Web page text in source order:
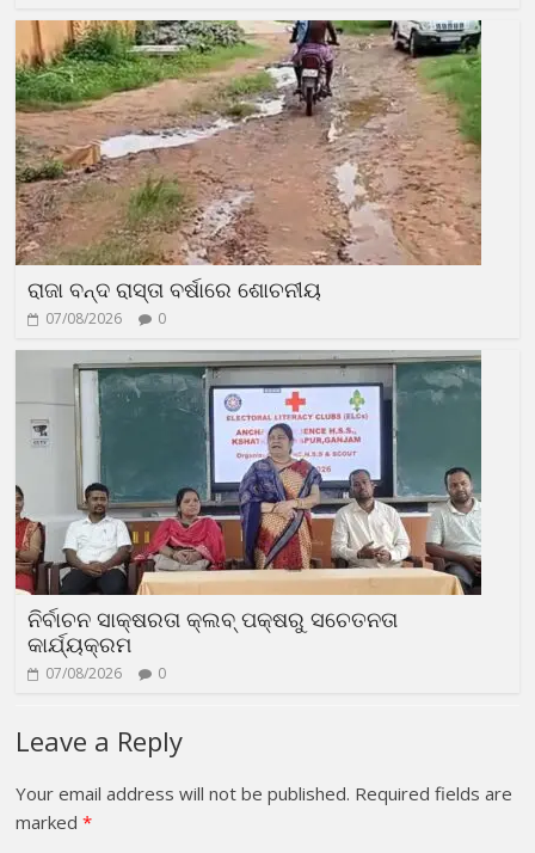
ରାଜା ବନ୍ଦ ରାସ୍ତା ବର୍ଷାରେ ଶୋଚନୀୟ
07/08/2026 0
ନିର୍ବାଚନ ସାକ୍ଷରତା କ୍ଲବ୍ ପକ୍ଷରୁ ସଚେତନତା
କାର୍ଯ୍ୟକ୍ରମ
07/08/2026 0
Leave a Reply
Your email address will not be published. Required fields are
marked*